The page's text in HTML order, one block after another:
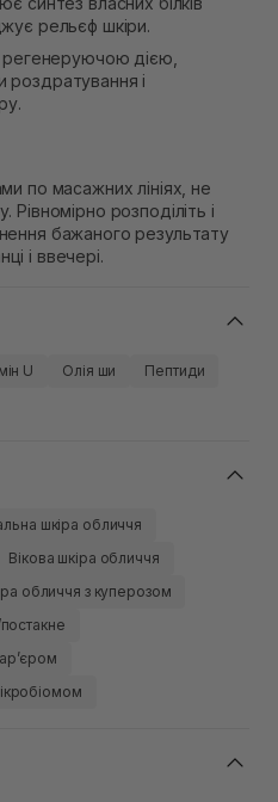
рельєф шкіри.
регенеруючою дією,
роздратування і
по масажних лініях, не
розподіліть і
бажаного результату
і ввечері.
U Олія ши
Пептиди
шкіра обличчя
Вікова шкіра обличчя
обличчя з куперозом